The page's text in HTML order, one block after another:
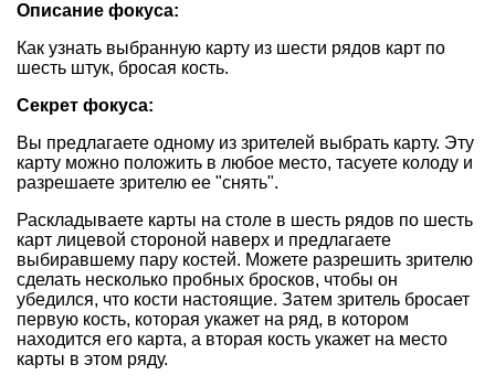
Описание фокуса:
Как узнать выбранную карту из шести рядов карт по
шесть штук, бросая кость.
Секрет фокуса:
Вы предлагаете одному из зрителей выбрать карту. Эту
карту можно положить в любое место, тасуете колоду и
разрешаете зрителю ее "снять".
Раскладываете карты на столе в шесть рядов по шесть
карт лицевой стороной наверх и предлагаете
выбиравшему пару костей. Можете разрешить зрителю
сделать несколько пробных бросков, чтобы он
убедился, что кости настоящие. Затем зритель бросает
первую кость, которая укажет на ряд, в котором
находится его карта, а вторая кость укажет на место
карты в этом ряду.